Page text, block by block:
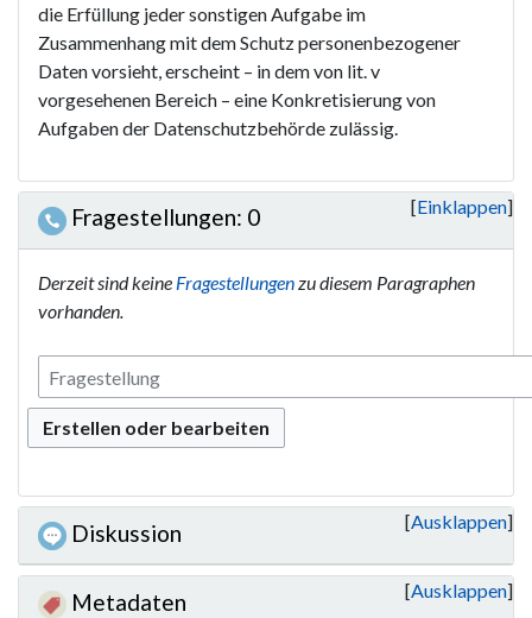
die Erfüllung jeder sonstigen Aufgabe im
Zusammenhang mit dem Schutz personenbezogener
Daten vorsieht, erscheint – in dem von lit. v
vorgesehenen Bereich – eine Konkretisierung von
Aufgaben der Datenschutzbehörde zulässig.
Einklappen
Fragestellungen: 0
Derzeit sind keine Fragestellungenzu diesem Paragraphen
vorhanden.
Erstellen oder bearbeiten
Ausklappen
Diskussion
Ausklappen
Metadaten